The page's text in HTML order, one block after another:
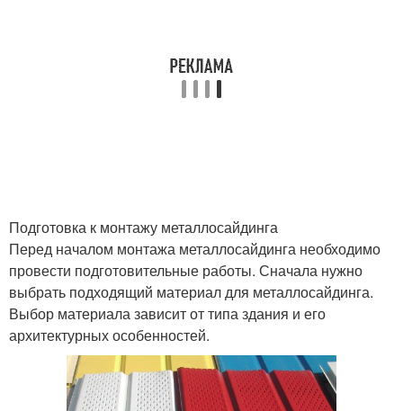
Подготовка к монтажу металлосайдинга
Перед началом монтажа металлосайдинга необходимо
провести подготовительные работы. Сначала нужно
выбрать подходящий материал для металлосайдинга.
Выбор материала зависит от типа здания и его
архитектурных особенностей.